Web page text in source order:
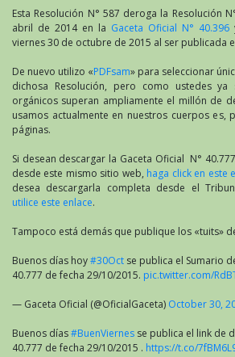
Esta Resolución N° 587 deroga la Resolución
abril de 2014 en la Gaceta Oficial N° 40.396
viernes 30 de octubre de 2015 al ser publicada
De nuevo utilizo «PDFsam» para seleccionar
dichosa Resolución, pero como ustedes ya
orgánicos superan ampliamente el millón de
usamos actualmente en nuestros cuerpos es,
páginas.
Si desean descargar la Gaceta Oficial N°
desde este mismo sitio web, haga click en este
desea descargarla completa desde el
utilice este enlace.
Tampoco está demás que publique los «tuits»
Buenos días hoy#30Oct se publica el Sumario
40.777 de fecha 29/10/2015. pic.twitter.com/
— Gaceta Oficial (@OficialGaceta) October 30,
Buenos días#BuenViernes se publica el link de
40.777 de fecha 29/10/2015 . https://t.co/